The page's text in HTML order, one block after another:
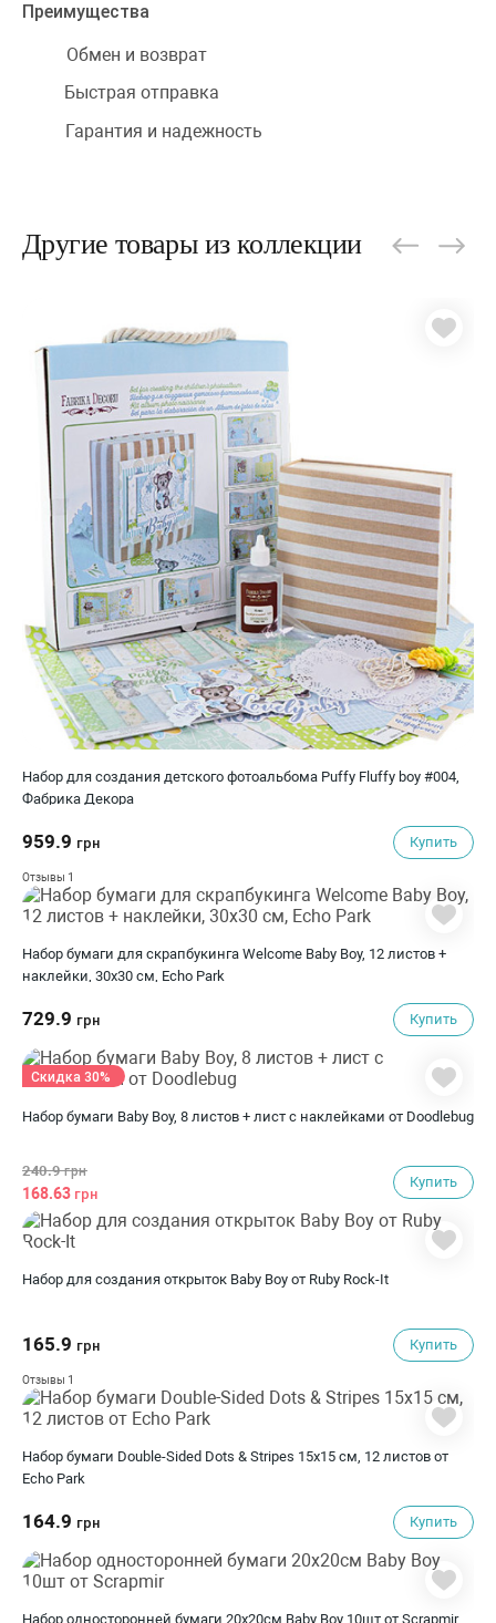
Преимущества
Обмен и возврат
Быстрая отправка
Гарантия и надежность
Другие товары из коллекции
Набор для создания детского фотоальбома Puffy Fluffy boy #004,
Фабрика Декора
959.9 грн Купить
Отзывы 1
Набор бумаги для скрапбукинга Welcome Baby Boy, 12 листов +
наклейки, 30х30 см, Echo Park
729.9 грн Купить
Набор бумаги Baby Boy, 8 листов + лист с наклейками от Doodlebug
240.9грн
168.63 грн
Купить
Скидка 30%
Набор для создания открыток Baby Boy от Ruby Rock-It
165.9 грн Купить
Отзывы 1
Набор бумаги Double-Sided Dots & Stripes 15х15 см, 12 листов от
Echo Park
164.9 грн Купить
Набор односторонней бумаги 20х20см Baby Boy 10шт от Scrapmir